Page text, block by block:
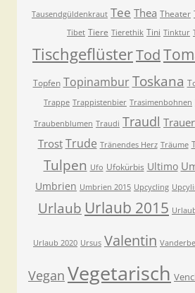
Tausendgüldenkraut Tee Thea Theater
Tibet Tiere Tierethik Tini Tinktur
TischgeflüsterTod
Topfen Topinambur Toskana
Trappe Trappistenbier Trasimenbohnen
Traubenblumen Traudi Traudl Trauer
Trost Trude Tränendes Herz Träume
Tulpen Ufo Ufokürbis Ultimo
Umbrien Umbrien 2015 Upcycling
Urlaub Urlaub 2015
Urlaub 2020 Ursus Valentin
Vegan Vegetarisch